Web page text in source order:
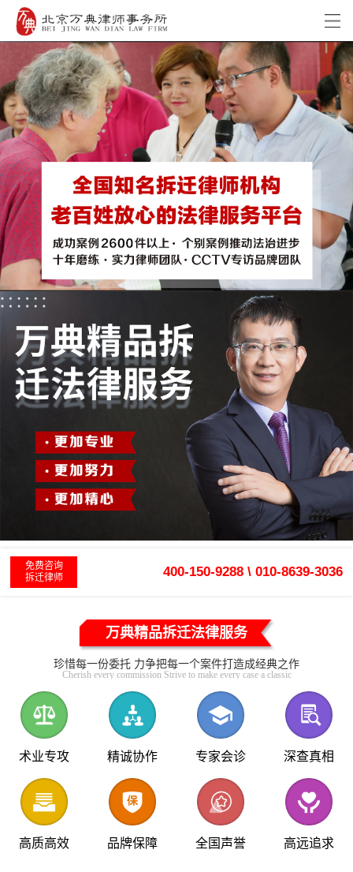
免费咨询
拆迁律师
400-150-9288 \ 010-8639-3036
万典精品拆迁法律服务
珍惜每一份委托 力争把每一个案件打造成经典之作
Cherish every commission Strive to make every case a classic
术业专攻 精诚协作 专家会诊 深查真相
高质高效 品牌保障 全国声誉 高远追求